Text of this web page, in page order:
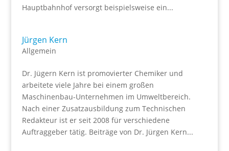
Hauptbahnhof versorgt beispielsweise ein...
Jürgen Kern
Allgemein
Dr. Jügern Kern ist promovierter Chemiker und
arbeitete viele Jahre bei einem großen
Maschinenbau-Unternehmen im Umweltbereich.
Nach einer Zusatzausbildung zum Technischen
Redakteur ist er seit 2008 für verschiedene
Auftraggeber tätig. Beiträge von Dr. Jürgen Kern...